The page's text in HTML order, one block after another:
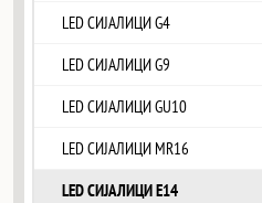
LED СИЈАЛИЦИ G4
LED СИЈАЛИЦИ G9
LED СИЈАЛИЦИ GU10
LED СИЈАЛИЦИ MR16
LED СИЈАЛИЦИ Е14